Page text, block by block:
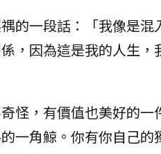
的一段話：「我像是
，因為這是我的人生
怪，有價值也美好的
一角鯨。你有你自己